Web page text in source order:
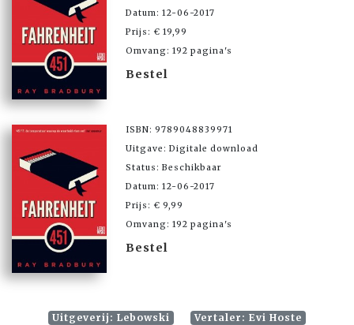
Datum: 12-06-2017
Prijs: € 19,99
Omvang: 192 pagina's
Bestel
ISBN: 9789048839971
Uitgave: Digitale download
Status: Beschikbaar
Datum: 12-06-2017
Prijs: € 9,99
Omvang: 192 pagina's
Bestel
Uitgeverij: Lebowski Vertaler: Evi Hoste